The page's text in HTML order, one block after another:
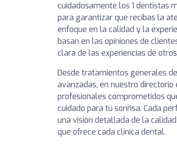
cuidadosamente los 1 dentistas
para garantizar que recibas la
enfoque en la calidad y la
basan en las opiniones de
clara de las experiencias de
Desde tratamientos generales
avanzadas, en nuestro
profesionales comprometidos
cuidado para tu sonrisa. Cada
una visión detallada de la
que ofrece cada clínica dental.